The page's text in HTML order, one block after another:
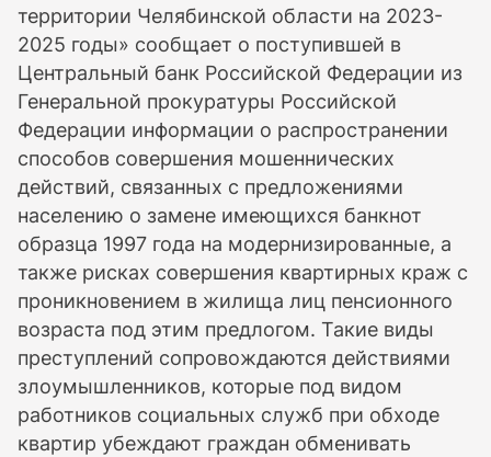
территории Челябинской области на 2023-
2025 годы» сообщает о поступившей в
Центральный банк Российской Федерации из
Генеральной прокуратуры Российской
Федерации информации о распространении
способов совершения мошеннических
действий, связанных с предложениями
населению о замене имеющихся банкнот
образца 1997 года на модернизированные, а
также рисках совершения квартирных краж с
проникновением в жилища лиц пенсионного
возраста под этим предлогом. Такие виды
преступлений сопровождаются действиями
злоумышленников, которые под видом
работников социальных служб при обходе
квартир убеждают граждан обменивать